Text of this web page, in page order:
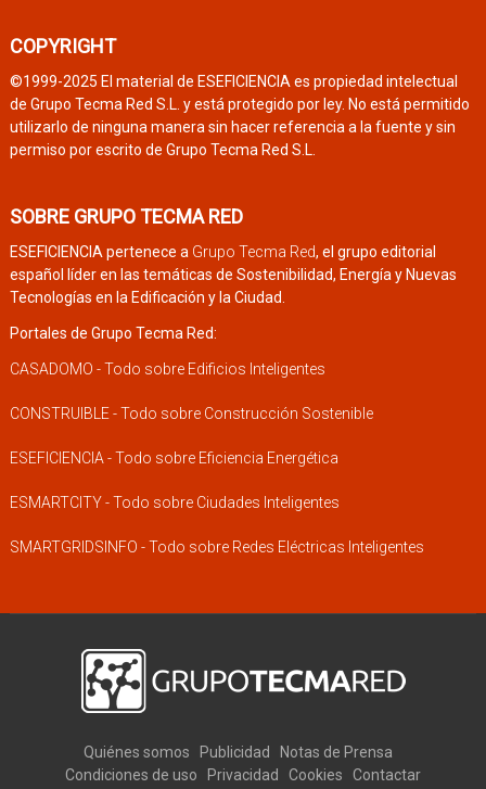
COPYRIGHT
©1999-2025 El material de ESEFICIENCIA es propiedad intelectual
de Grupo Tecma Red S.L. y está protegido por ley. No está permitido
utilizarlo de ninguna manera sin hacer referencia a la fuente y sin
permiso por escrito de Grupo Tecma Red S.L.
SOBRE GRUPO TECMA RED
ESEFICIENCIA pertenece a Grupo Tecma Red, el grupo editorial
español líder en las temáticas de Sostenibilidad, Energía y Nuevas
Tecnologías en la Edificación y la Ciudad.
Portales de Grupo Tecma Red:
CASADOMO - Todo sobre Edificios Inteligentes
CONSTRUIBLE - Todo sobre Construcción Sostenible
ESEFICIENCIA - Todo sobre Eficiencia Energética
ESMARTCITY - Todo sobre Ciudades Inteligentes
SMARTGRIDSINFO - Todo sobre Redes Eléctricas Inteligentes
Quiénes somos Publicidad
Notas de Prensa
Condiciones de uso
Privacidad Cookies Contactar